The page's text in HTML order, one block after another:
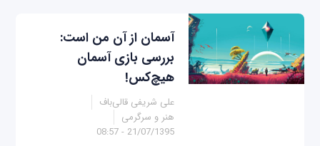
آسمان از آن من است:
بررسی بازی آسمان
هیچ‌کس!
علی شریفی قالی‌باف
هنر و سرگرمی
21/07/1395 - 08:57